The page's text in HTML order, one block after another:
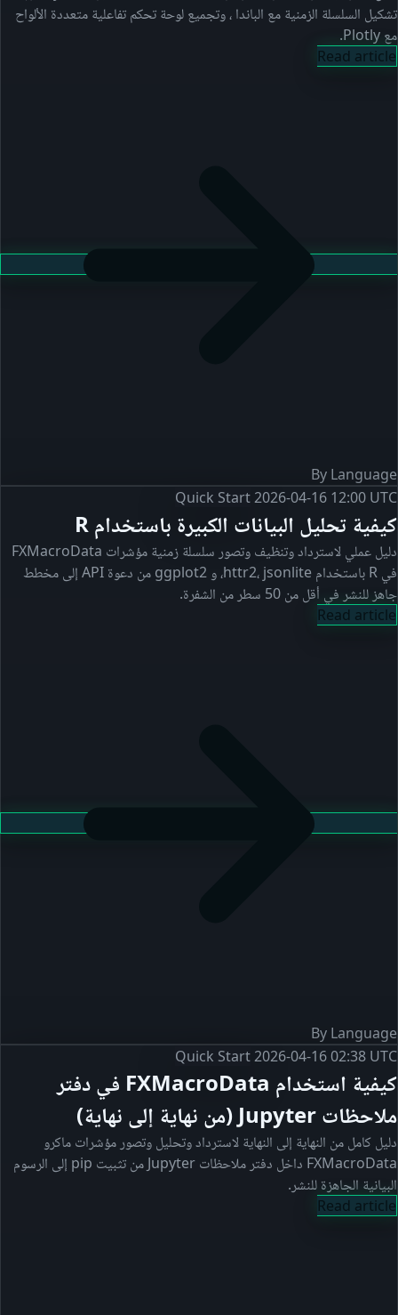
تشكيل السلسلة الزمنية مع الباندا ، وتجميع لوحة تحكم تفاعلية متعددة الألواح
مع Plotly.
Read article
By Language
Quick Start2026-04-16 12:00 UTC
كيفية تحليل البيانات الكبيرة باستخدام R
دليل عملي لاسترداد وتنظيف وتصور سلسلة زمنية مؤشرات FXMacroData
في R باستخدام httr2، jsonlite، و ggplot2 من دعوة API إلى مخطط
جاهز للنشر في أقل من 50 سطر من الشفرة.
Read article
By Language
Quick Start2026-04-16 02:38 UTC
كيفية استخدام FXMacroData في دفتر
ملاحظات Jupyter (من نهاية إلى نهاية)
دليل كامل من النهاية إلى النهاية لاسترداد وتحليل وتصور مؤشرات ماكرو
FXMacroData داخل دفتر ملاحظات Jupyter من تثبيت pip إلى الرسوم
البيانية الجاهزة للنشر.
Read article